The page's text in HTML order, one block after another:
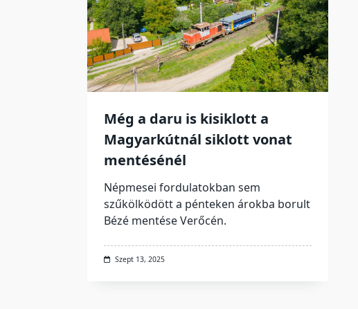
Még a daru is kisiklott a
Magyarkútnál siklott vonat
mentésénél
Népmesei fordulatokban sem
szűkölködött a pénteken árokba borult
Bézé mentése Verőcén.
Szept 13, 2025